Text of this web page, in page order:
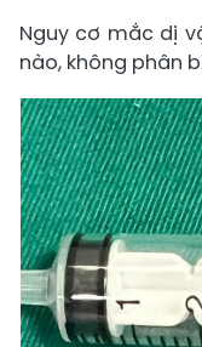
Nguy cơ mắc dị
nào, không phân